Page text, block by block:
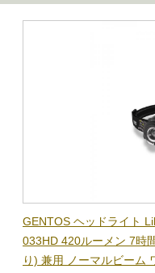
GENTOS ヘッドライト
033HD 420ルーメン 7時
り) 兼用 ノーマルビーム